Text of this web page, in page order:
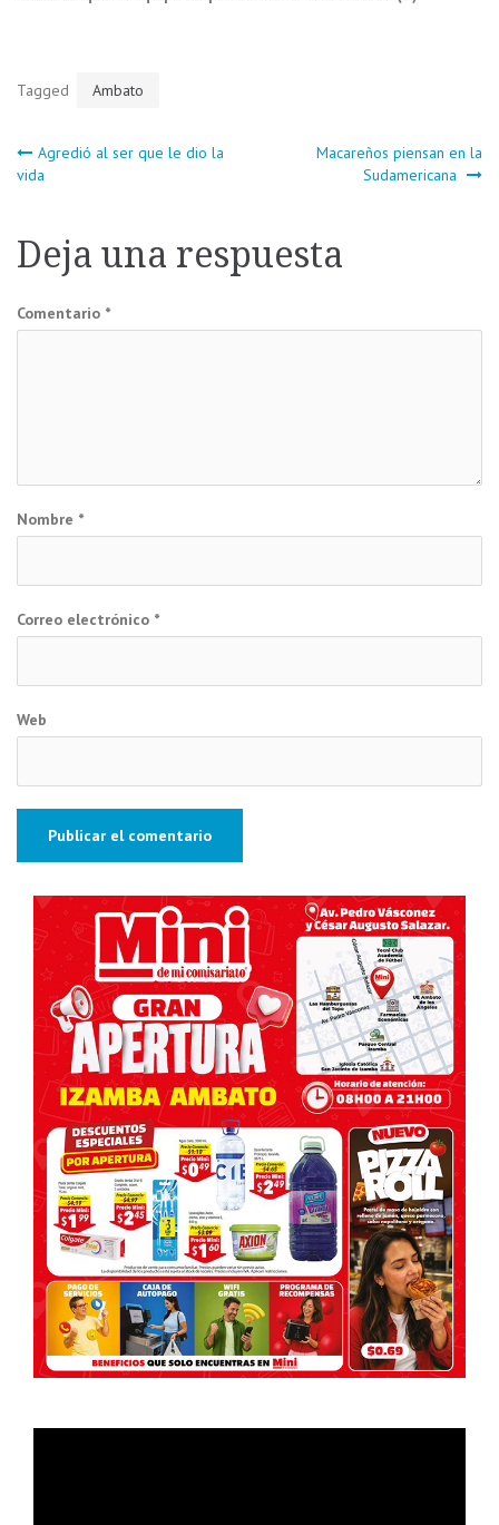
Tagged Ambato
Navegación
entradas
Agredió al ser que le dio la
vida
Macareños piensan en la
Sudamericana
Deja una respuesta
Comentario *
Nombre *
Correo electrónico *
Web